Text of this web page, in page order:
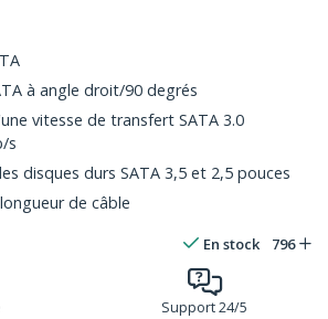
à angle droit/90 degrés
vitesse de transfert SATA 3.0
s
disques durs SATA 3,5 et 2,5 pouces
de câble
En stock 796
Support 24/5